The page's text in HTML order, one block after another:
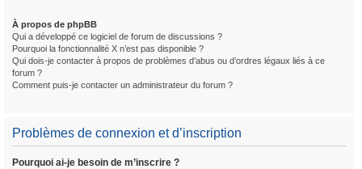
À propos de phpBB
Qui a développé ce logiciel de forum de discussions ?
Pourquoi la fonctionnalité X n’est pas disponible ?
Qui dois-je contacter à propos de problèmes d’abus ou d’ordres légaux liés à ce
forum ?
Comment puis-je contacter un administrateur du forum ?
Problèmes de connexion et d’inscription
Pourquoi ai-je besoin de m’inscrire ?